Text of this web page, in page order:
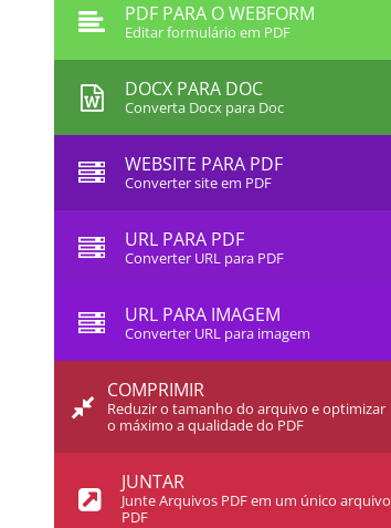
PDF PARA O WEBFORM
Editar formulário em PDF
DOCX PARA DOC
Converta Docx para Doc
WEBSITE PARA PDF
Converter site em PDF
URL PARA PDF
Converter URL para PDF
URL PARA IMAGEM
Converter URL para imagem
COMPRIMIR
Reduzir o tamanho do arquivo e optimizar
o máximo a qualidade do PDF
JUNTAR
Junte Arquivos PDF em um único arquivo
PDF